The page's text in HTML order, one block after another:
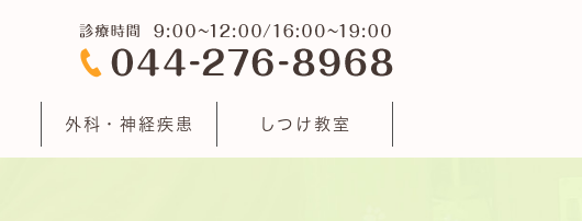
外科・神経疾患 しつけ教室